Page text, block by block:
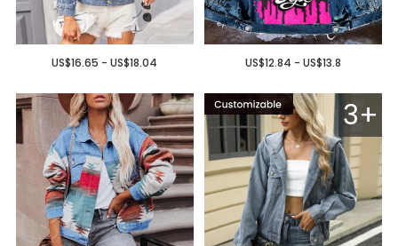
US$12.84 - US$13.8
US$16.65 - US$18.04
3+